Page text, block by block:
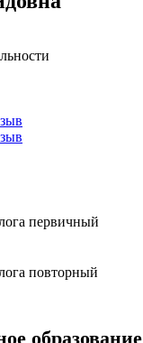
первичный
повторный
образование